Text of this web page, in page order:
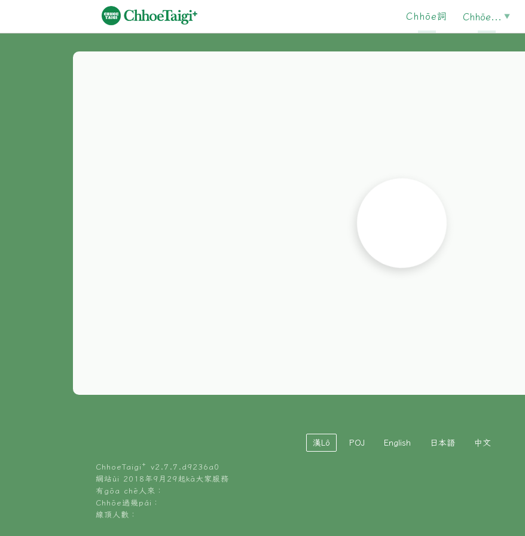
Chhōe詞 Chhōe...
漢Lô POJ English 日本語 中文
ChhoeTaigi⁺ v2.7.7.d9236a0
網站ùi 2018年9月29起kā大家服務
有gōa chē人來：
Chhōe過幾pái：
線頂人數：